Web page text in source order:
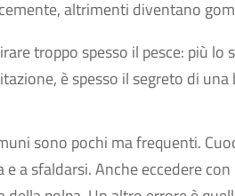
altrimenti diventano
troppo spesso il pesce: più
è spesso il segreto di una
sono pochi ma frequenti.
e a sfaldarsi. Anche eccedere